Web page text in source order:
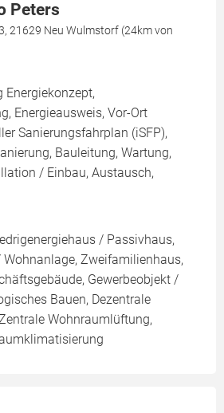
Peters
21629 Neu Wulmstorf (24km von
Energiekonzept,
Energieausweis, Vor-Ort
Sanierungsfahrplan (iSFP),
Bauleitung, Wartung,
/ Einbau, Austausch,
/ Passivhaus,
Zweifamilienhaus,
Gewerbeobjekt /
Bauen, Dezentrale
Wohnraumlüftung,